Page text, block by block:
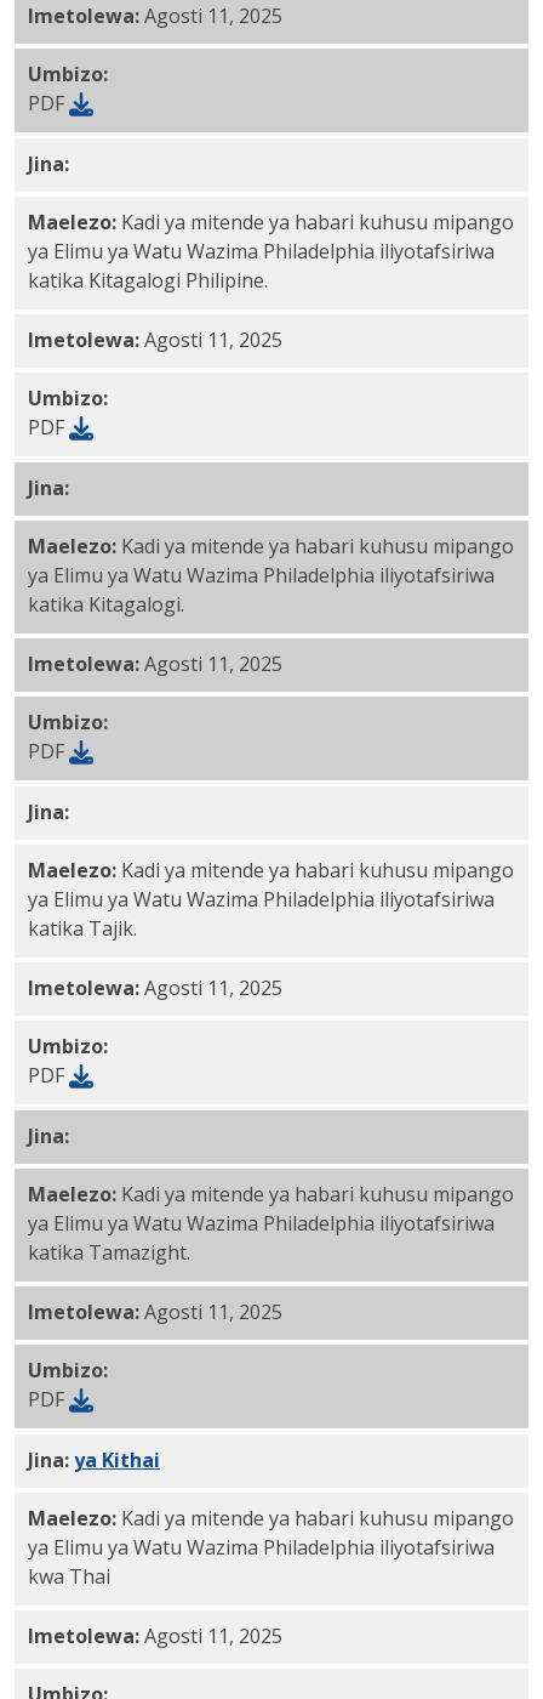
Imetolewa:Agosti 11, 2025
Umbizo:
PDF
Jina:Kitagalogi Philippines PDF
Maelezo: Kadi ya mitende ya habari kuhusu mipango
ya Elimu ya Watu Wazima Philadelphia iliyotafsiriwa
katika Kitagalogi Philipine.
Imetolewa:Agosti 11, 2025
Umbizo:
PDF
Jina:Kitagalogi PDF
Maelezo: Kadi ya mitende ya habari kuhusu mipango
ya Elimu ya Watu Wazima Philadelphia iliyotafsiriwa
katika Kitagalogi.
Imetolewa:Agosti 11, 2025
Umbizo:
PDF
Jina:Tajik PDF
Maelezo: Kadi ya mitende ya habari kuhusu mipango
ya Elimu ya Watu Wazima Philadelphia iliyotafsiriwa
katika Tajik.
Imetolewa:Agosti 11, 2025
Umbizo:
PDF
Jina:Tamazight PDF
Maelezo: Kadi ya mitende ya habari kuhusu mipango
ya Elimu ya Watu Wazima Philadelphia iliyotafsiriwa
katika Tamazight.
Imetolewa:Agosti 11, 2025
Umbizo:
PDF
Jina:PDF
ya Kithai
Maelezo: Kadi ya mitende ya habari kuhusu mipango
ya Elimu ya Watu Wazima Philadelphia iliyotafsiriwa
kwa Thai
Imetolewa:Agosti 11, 2025